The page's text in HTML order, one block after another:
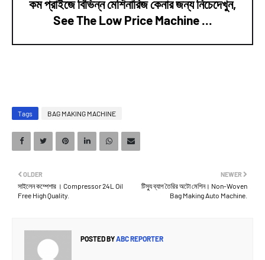
কম প্রাইজে বিভিন্ন মেশিনারিজ কেনার জন্য নিচেদেখুন,
See The Low Price Machine ...
Tags BAG MAKING MACHINE
NEWER
টিস্যু ব্যাগ তৈরির অটো মেশিন। Non-Woven
Bag Making Auto Machine.
OLDER
সাইলেন কম্পেশার । Compressor 24L Oil
Free High Quality.
POSTED BYABC REPORTER